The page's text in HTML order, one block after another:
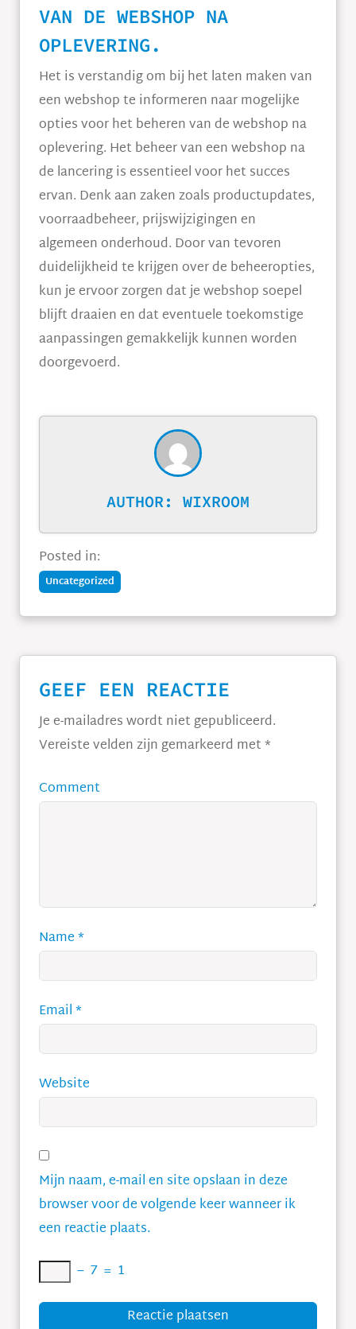
VAN DE WEBSHOP NA
OPLEVERING.
Het is verstandig om bij het laten maken van
een webshop te informeren naar mogelijke
opties voor het beheren van de webshop na
oplevering. Het beheer van een webshop na
de lancering is essentieel voor het succes
ervan. Denk aan zaken zoals productupdates,
voorraadbeheer, prijswijzigingen en
algemeen onderhoud. Door van tevoren
duidelijkheid te krijgen over de beheeropties,
kun je ervoor zorgen dat je webshop soepel
blijft draaien en dat eventuele toekomstige
aanpassingen gemakkelijk kunnen worden
doorgevoerd.
AUTHOR: WIXROOM
Posted in:
Uncategorized
GEEF EEN REACTIE
Je e-mailadres wordt niet gepubliceerd.
Vereiste velden zijn gemarkeerd met*
Comment
Name*
Email*
Website
Mijn naam, e-mail en site opslaan in deze
browser voor de volgende keer wanneer ik
een reactie plaats.
− 7 = 1
Reactie plaatsen